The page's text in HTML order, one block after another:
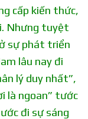
cấp kiến thức,
Nhưng tuyệt
sự phát triển
lâu nay đi
lý duy nhất”,
là ngoan” tước
đi sự sáng